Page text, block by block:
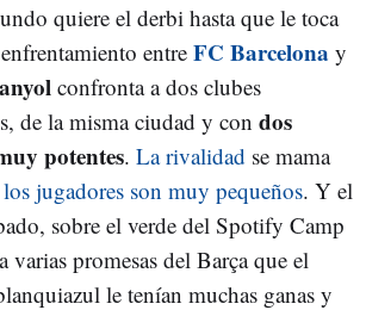
quiere el derbi hasta que le toca
entre FC Barcelona y
confronta a dos clubes
de la misma ciudad y con dos
potentes. La rivalidad se mama
jugadores son muy pequeños. Y el
sobre el verde del Spotify Camp
varias promesas del Barça que el
le tenían muchas ganas y